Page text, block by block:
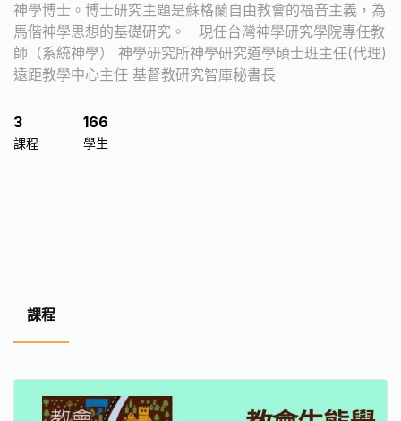
神學博士。博士研究主題是蘇格蘭自由教會的福音主義，為
馬偕神學思想的基礎研究。 現任台灣神學研究學院專任教
師（系統神學） 神學研究所神學研究道學碩士班主任(代理)
遠距教學中心主任 基督教研究智庫秘書長
3
課程
166
學生
課程